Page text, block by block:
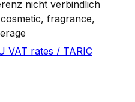
nicht verbindlich
fragrance,
VAT rates / TARIC